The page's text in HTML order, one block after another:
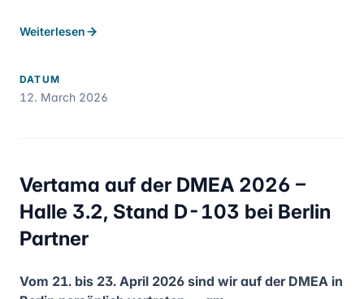
Weiterlesen
DATUM
12. March 2026
Vertama auf der DMEA 2026 –
Halle 3.2, Stand D-103 bei Berlin
Partner
Vom 21. bis 23. April 2026 sind wir auf der DMEA in